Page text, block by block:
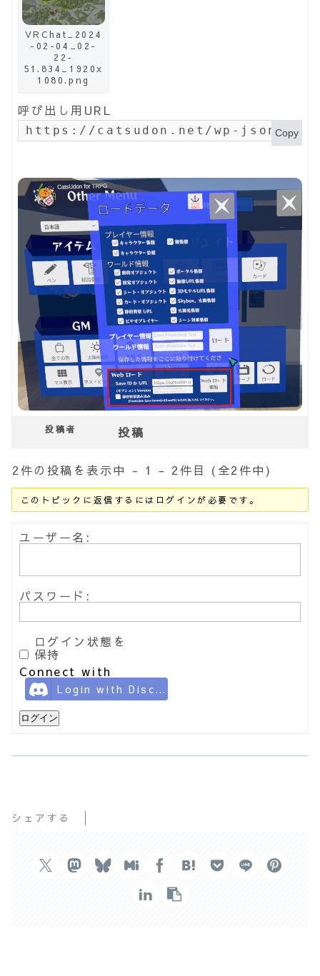
VRChat_2024
-02-04_02-
22-
51.834_1920x
1080.png
呼び出し用URL
https://catsudon.net/wp-json/my-
Copy
投稿者 投稿
2件の投稿を表示中 - 1 - 2件目 (全2件中)
このトピックに返信するにはログインが必要です。
ユーザー名:
パスワード:
ログイン状態を
保持
Connect with
Login with Discord
ログイン
シェアする